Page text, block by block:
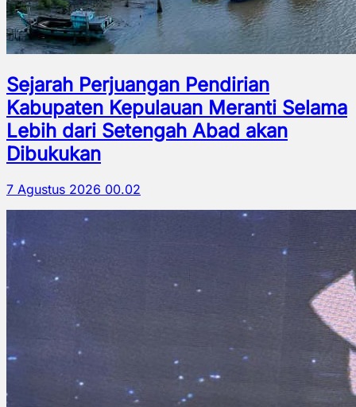
Sejarah Perjuangan Pendirian
Kabupaten Kepulauan Meranti Selama
Lebih dari Setengah Abad akan
Dibukukan
7 Agustus 2026 00.02